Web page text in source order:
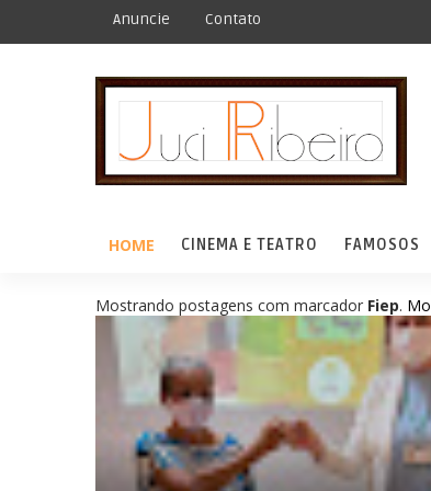
Anuncie Contato
HOME CINEMA E TEATRO FAMOSOS
Mostrando postagens com marcador Fiep.